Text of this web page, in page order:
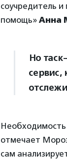
соучредитель
помощь» Анна
Но
сервис,
Необходимость
отмечает
сам